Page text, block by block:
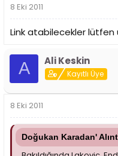
8 Eki 2011
Link atabilecekler lütfen
A Ali Keskin
Kayıtlı Üye
8 Eki 2011
Doğukan Karadan'